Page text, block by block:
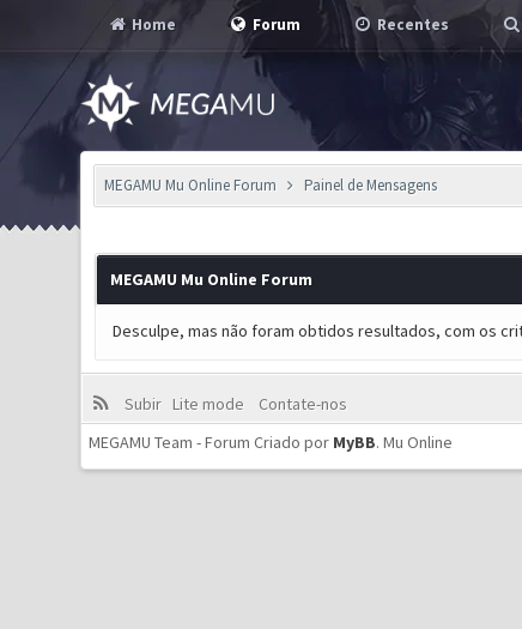
Home Forum Recentes
MEGAMU Mu Online Forum Painel de Mensagens
MEGAMU Mu Online Forum
Desculpe, mas não foram obtidos resultados, com os
Subir Lite mode
Contate-nos
MEGAMU Team - Forum Criado por MyBB.Mu Online